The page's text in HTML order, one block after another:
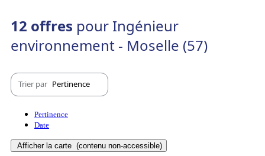
12 offres pour Ingénieur
environnement - Moselle (57)
Trier par Pertinence
Pertinence
Date
Afficher la carte (contenu non-accessible)